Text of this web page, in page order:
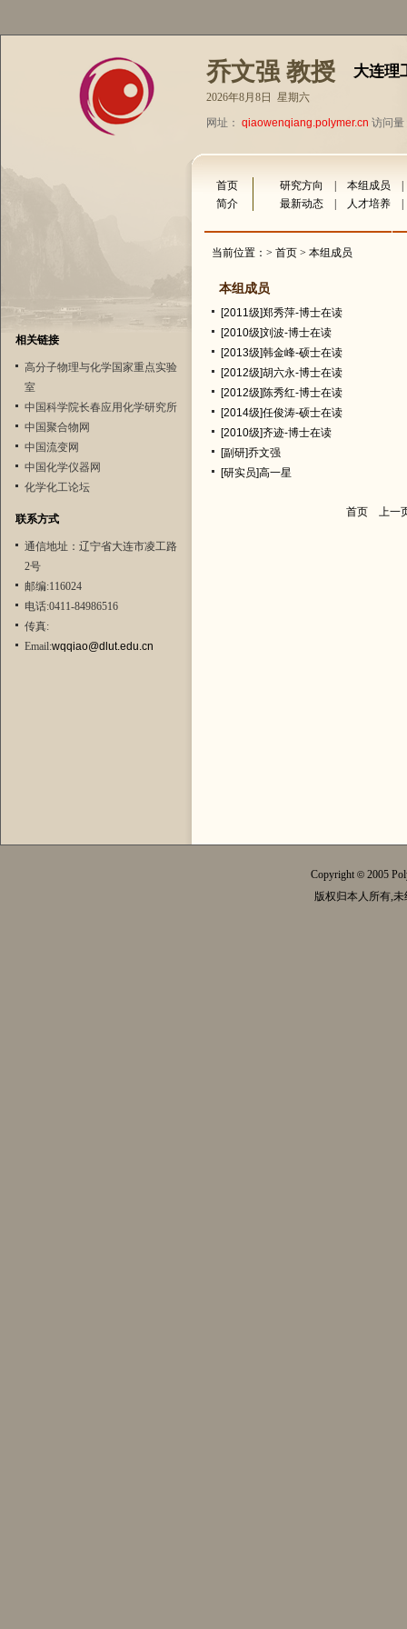
乔文强 教授 大连理
2026年8月8日 星期六
网址： qiaowenqiang.polymer.cn 访问量
相关链接
高分子物理与化学国家重点实验
室
中国科学院长春应用化学研究所
中国聚合物网
中国流变网
中国化学仪器网
化学化工论坛
联系方式
通信地址：辽宁省大连市凌工路
2号
邮编:116024
电话:0411-84986516
传真:
Email:wqqiao@dlut.edu.cn
首页 研究方向 本组成员
简介
最新动态 人才培养
当前位置：> 首页 > 本组成员
本组成员
[2011级]郑秀萍-博士在读
[2010级]刘波-博士在读
[2013级]韩金峰-硕士在读
[2012级]胡六永-博士在读
[2012级]陈秀红-博士在读
[2014级]任俊涛-硕士在读
[2010级]齐迹-博士在读
[副研]乔文强
[研实员]高一星
首页 上一
Copyright© 2005
版权归本人所有,